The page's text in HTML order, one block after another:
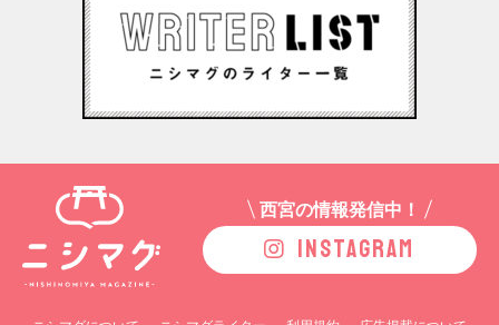
西宮の情報発信中！
INSTAGRAM